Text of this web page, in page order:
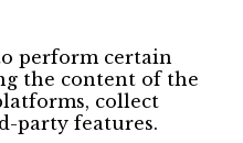
perform certain
the content of the
collect
party features.